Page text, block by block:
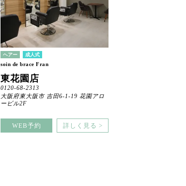
ヘアー 成人式
soin de brace Fran
東花園店
0120-68-2313
大阪府東大阪市 吉田6-1-19 花園アロ
ービル2F
WEB予約 詳しく見る >